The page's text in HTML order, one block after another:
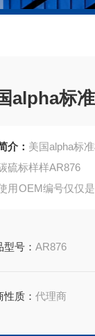
alpha标
介： 美国alpha标
硫标样样AR876
用OEM编号仅仅
型号：AR876
性质：代理商